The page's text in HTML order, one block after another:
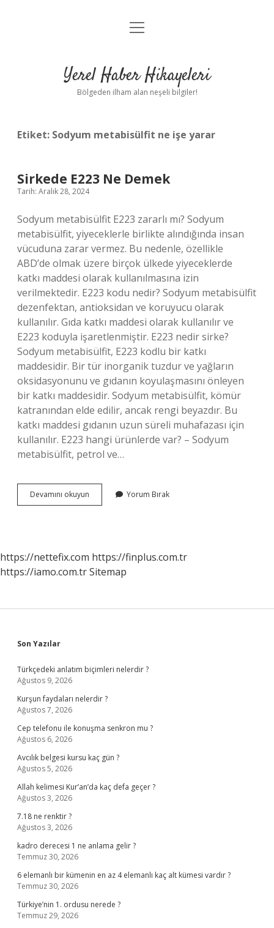
Anasayfa
Yasal Uyarı
menüyü
Yerel Haber Hikayeleri
Bölgeden ilham alan neşeli bilgiler!
Etiket: Sodyum metabisülfit ne işe yarar
Sirkede E223 Ne Demek
Tarih: Aralık 28, 2024
Sodyum metabisülfit E223 zararlı mı? Sodyum
metabisülfit, yiyeceklerle birlikte alındığında insan
vücuduna zarar vermez. Bu nedenle, özellikle
ABD’de olmak üzere birçok ülkede yiyeceklerde
katkı maddesi olarak kullanılmasına izin
verilmektedir. E223 kodu nedir? Sodyum metabisülfit
dezenfektan, antioksidan ve koruyucu olarak
kullanılır. Gıda katkı maddesi olarak kullanılır ve
E223 koduyla işaretlenmiştir. E223 nedir sirke?
Sodyum metabisülfit, E223 kodlu bir katkı
maddesidir. Bir tür inorganik tuzdur ve yağların
oksidasyonunu ve gıdanın koyulaşmasını önleyen
bir katkı maddesidir. Sodyum metabisülfit, kömür
katranından elde edilir, ancak rengi beyazdır. Bu
katkı maddesi gıdanın uzun süreli muhafazası için
kullanılır. E223 hangi ürünlerde var? – Sodyum
metabisülfit, petrol ve…
Devamını okuyun
E223
Yorum Bırak
https://nettefix.com https://finplus.com.tr
https://iamo.com.trSitemap
Sidebar
Son Yazılar
Türkçedeki anlatım biçimleri nelerdir ?
Ağustos 9, 2026
Kurşun faydaları nelerdir ?
Ağustos 7, 2026
Cep telefonu ile konuşma senkron mu ?
Ağustos 6, 2026
Avcılık belgesi kursu kaç gün ?
Ağustos 5, 2026
Allah kelimesi Kur’an’da kaç defa geçer ?
Ağustos 3, 2026
7.18 ne renktir ?
Ağustos 3, 2026
kadro derecesi 1 ne anlama gelir ?
Temmuz 30, 2026
6 elemanlı bir kümenin en az 4 elemanlı kaç alt kümesi vardır ?
Temmuz 30, 2026
Türkiye’nin 1. ordusu nerede ?
Temmuz 29, 2026